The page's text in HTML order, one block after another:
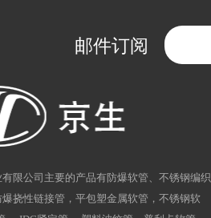
邮件订阅
限公司主要的产品有防爆软管、不锈钢编织
挠性链接管，平包塑金属软管，不锈钢软